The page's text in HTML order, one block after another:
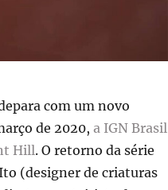
com um novo
de 2020, a IGN Brasil
Hill. O retorno da série
(designer de criaturas